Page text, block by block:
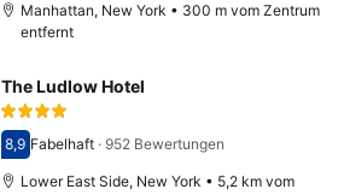
Manhattan, New York • 300 m vom Zentrum
entfernt
The Ludlow Hotel
Bewertet mit 8,9
8,9 Fabelhaft· 952 Bewertungen
Lower East Side, New York • 5,2 km vom